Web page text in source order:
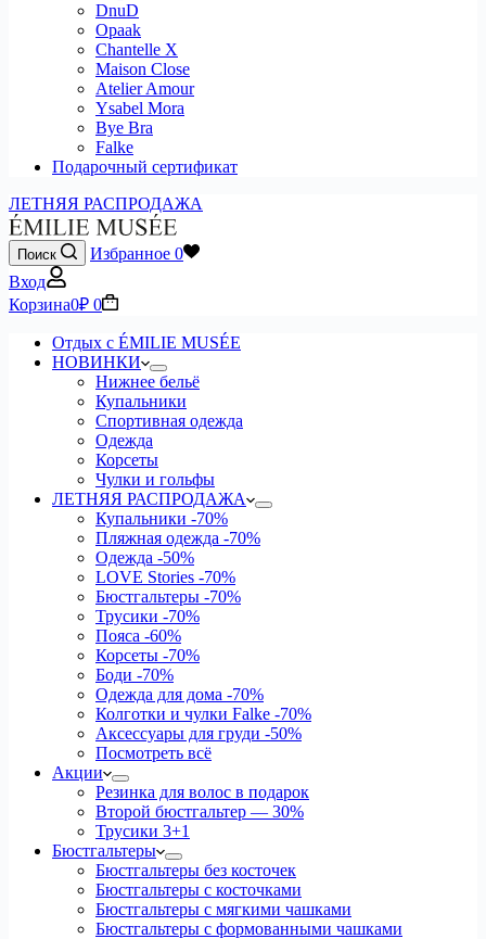
DnuD
Opaak
Chantelle X
Maison Close
Atelier Amour
Ysabel Mora
Bye Bra
Falke
Подарочный сертификат
ЛЕТНЯЯ РАСПРОДАЖА
Поиск Избранное 0
Вход
Корзина0₽ 0
Отдых с ÉMILIE MUSÉE
НОВИНКИ
Нижнее бельё
Купальники
Спортивная одежда
Одежда
Корсеты
Чулки и гольфы
ЛЕТНЯЯ РАСПРОДАЖА
Купальники -70%
Пляжная одежда -70%
Одежда -50%
LOVE Stories -70%
Бюстгальтеры -70%
Трусики -70%
Пояса -60%
Корсеты -70%
Боди -70%
Одежда для дома -70%
Колготки и чулки Falke -70%
Аксессуары для груди -50%
Посмотреть всё
Акции
Резинка для волос в подарок
Второй бюстгальтер — 30%
Трусики 3+1
Бюстгальтеры
Бюстгальтеры без косточек
Бюстгальтеры с косточками
Бюстгальтеры с мягкими чашками
Бюстгальтеры с формованными чашками